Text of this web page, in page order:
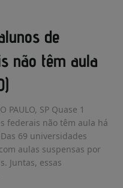
de
não têm aula
PAULO, SP Quase 1
federais não têm aula há
Das 69 universidades
aulas suspensas por
Juntas, essas